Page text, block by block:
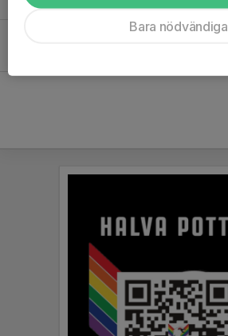
Tjejer - spela hockey med oss!
Bara nödvändiga